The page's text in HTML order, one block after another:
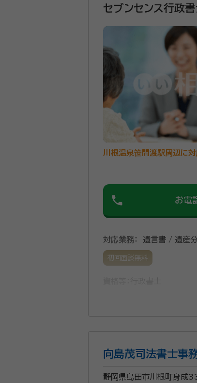
セブンセンス行政
川根温泉笹間渡駅周辺に
phone お電
対応業務： 遺言書 / 遺産
初回面談無料
向島茂司法書士事
静岡県島田市川根町身成